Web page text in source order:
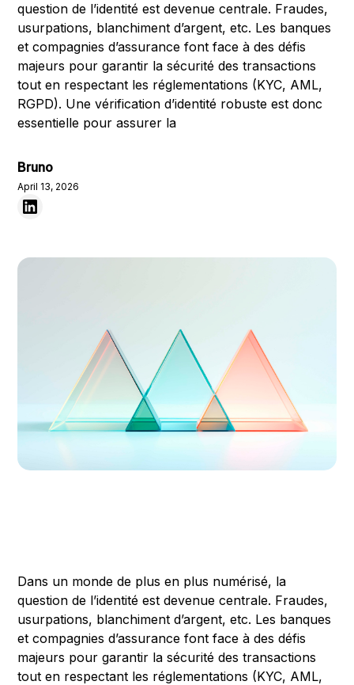
question de l’identité est devenue centrale. Fraudes,
usurpations, blanchiment d’argent, etc. Les banques
et compagnies d’assurance font face à des défis
majeurs pour garantir la sécurité des transactions
tout en respectant les réglementations (KYC, AML,
RGPD). Une vérification d’identité robuste est donc
essentielle pour assurer la
Bruno
April 13, 2026
Dans un monde de plus en plus numérisé, la
question de l’identité est devenue centrale. Fraudes,
usurpations, blanchiment d’argent, etc. Les banques
et compagnies d’assurance font face à des défis
majeurs pour garantir la sécurité des transactions
tout en respectant les réglementations (KYC, AML,